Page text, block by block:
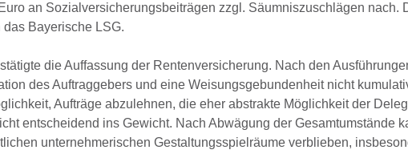
an Sozialversicherungsbeiträgen zzgl. Säumniszuschlägen nach.
Bayerische LSG.
die Auffassung der Rentenversicherung. Nach den
des Auftraggebers und eine Weisungsgebundenheit nicht
Aufträge abzulehnen, die eher abstrakte Möglichkeit der
entscheidend ins Gewicht. Nach Abwägung der Gesamtumstände
unternehmerischen Gestaltungsspielräume verblieben,